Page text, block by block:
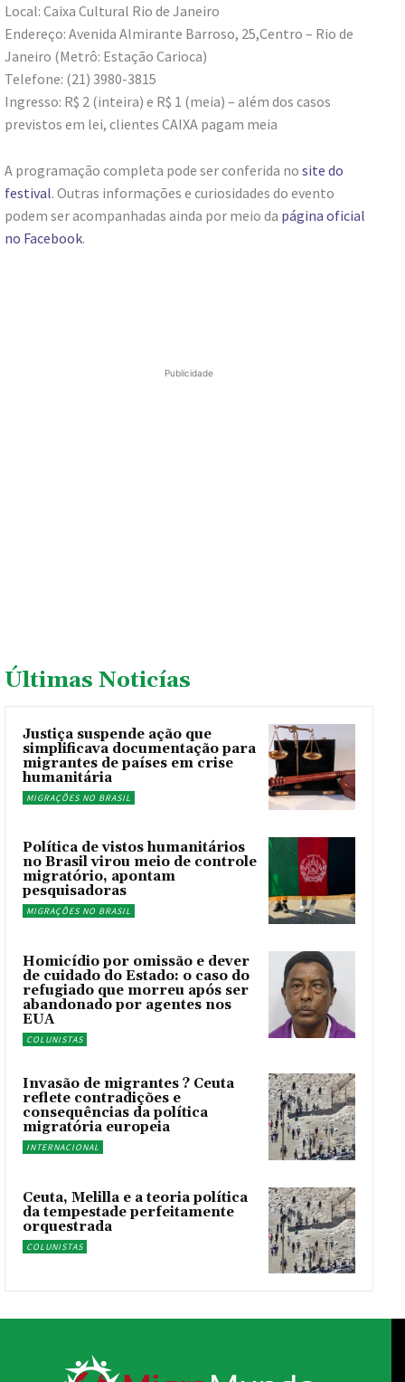
Local: Caixa Cultural Rio de Janeiro
Endereço: Avenida Almirante Barroso, 25,Centro – Rio de
Janeiro (Metrô: Estação Carioca)
Telefone: (21) 3980-3815
Ingresso: R$ 2 (inteira) e R$ 1 (meia) – além dos casos
previstos em lei, clientes CAIXA pagam meia
A programação completa pode ser conferida no site do
festival. Outras informações e curiosidades do evento
podem ser acompanhadas ainda por meio da página oficial
no Facebook.
Publicidade
Últimas Noticías
Justiça suspende ação que
simplificava documentação para
migrantes de países em crise
humanitária
MIGRAÇÕES NO BRASIL
Política de vistos humanitários
no Brasil virou meio de controle
migratório, apontam
pesquisadoras
MIGRAÇÕES NO BRASIL
Homicídio por omissão e dever
de cuidado do Estado: o caso do
refugiado que morreu após ser
abandonado por agentes nos
EUA
COLUNISTAS
Invasão de migrantes ? Ceuta
reflete contradições e
consequências da política
migratória europeia
INTERNACIONAL
Ceuta, Melilla e a teoria política
da tempestade perfeitamente
orquestrada
COLUNISTAS